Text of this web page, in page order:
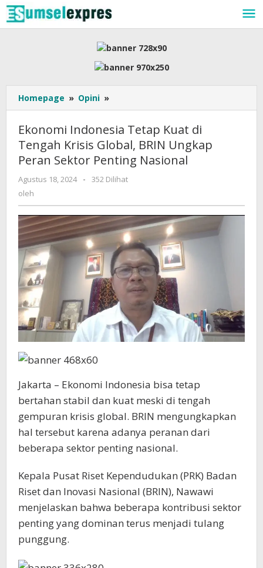
Lewati
ke
konten
Homepage » Opini »
Indonesia
Kuat
di
Tengah
Krisis
Global,
Ungkap
Peran
Sektor
Penting
Nasional
Ekonomi Indonesia Tetap Kuat di
Tengah Krisis Global, BRIN Ungkap
Peran Sektor Penting Nasional
Agustus 18, 2024 oleh
-
352 Dilihat
oleh
Jakarta – Ekonomi Indonesia bisa tetap
bertahan stabil dan kuat meski di tengah
gempuran krisis global. BRIN mengungkapkan
hal tersebut karena adanya peranan dari
beberapa sektor penting nasional.
Kepala Pusat Riset Kependudukan (PRK) Badan
Riset dan Inovasi Nasional (BRIN), Nawawi
menjelaskan bahwa beberapa kontribusi sektor
penting yang dominan terus menjadi tulang
punggung.